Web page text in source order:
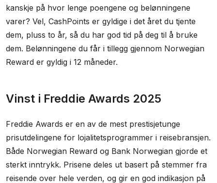
kanskje på hvor lenge poengene og belønningene
varer? Vel, CashPoints er gyldige i det året du tjente
dem, pluss to år, så du har god tid på deg til å bruke
dem. Belønningene du får i tillegg gjennom Norwegian
Reward er gyldig i 12 måneder.
Vinst i Freddie Awards 2025
Freddie Awards er en av de mest prestisjetunge
prisutdelingene for lojalitetsprogrammer i reisebransjen.
Både Norwegian Reward og Bank Norwegian gjorde et
sterkt inntrykk. Prisene deles ut basert på stemmer fra
reisende over hele verden, og gir en god indikasjon på